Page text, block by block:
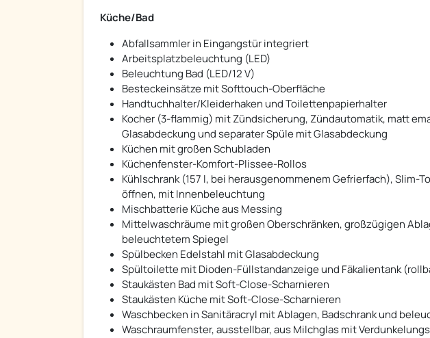
Küche/Bad
Abfallsammler in Eingangstür integriert
Arbeitsplatzbeleuchtung (LED)
Beleuchtung Bad (LED/12 V)
Besteckeinsätze mit Softtouch-Oberfläche
Handtuchhalter/Kleiderhaken und Toilettenpapierhalter
Kocher (3-flammig) mit Zündsicherung, Zündautomatik, matt
Glasabdeckung und separater Spüle mit Glasabdeckung
Küchen mit großen Schubladen
Küchenfenster-Komfort-Plissee-Rollos
Kühlschrank (157 l, bei herausgenommenem Gefrierfach), Slim-
öffnen, mit Innenbeleuchtung
Mischbatterie Küche aus Messing
Mittelwaschräume mit großen Oberschränken, großzügigen
beleuchtetem Spiegel
Spülbecken Edelstahl mit Glasabdeckung
Spültoilette mit Dioden-Füllstandanzeige und Fäkalientank
Staukästen Bad mit Soft-Close-Scharnieren
Staukästen Küche mit Soft-Close-Scharnieren
Waschbecken in Sanitäracryl mit Ablagen, Badschrank und
Waschraumfenster, ausstellbar, aus Milchglas mit